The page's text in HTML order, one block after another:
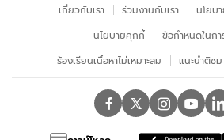
เกี่ยวกับเรา ร่วมงานกับเรา
นโยบ
นโยบายคุกกี้
ข้อกําหนดในกา
ร้องเรียนเนื้อหาไม่เหมาะสม
แนะนำติช